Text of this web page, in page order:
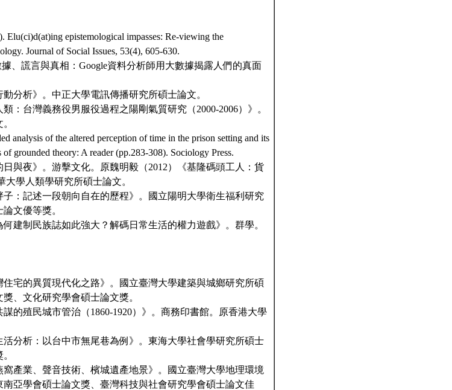
Elu(ci)d(at)ing epistemological impasses: Re-viewing the
Journal of Social Issues, 53(4), 605-630.
據、謊言與真相：Google資料分析師用大數據揭露人們的真面
分析》。中正大學電訊傳播研究所碩士論文。
：台灣義務役男服役過程之陽剛氣質研究（2000-2006）》。
analysis of the altered perception of time in the prison setting and its
grounded theory: A reader (pp.283-308). Sociology Press.
與夜》。游擊文化。原魏明毅（2012）《基隆碼頭工人：貨
學人類學研究所碩士論文。
：記述一段朝向自在的歷程》。國立陽明大學衛生福利研究
文優等獎。
建制民族誌如此強大？解碼日常生活的權力遊戲》。群學。
住宅的異質現代化之路》。國立臺灣大學建築與城鄉研究所碩
、文化研究學會碩士論文獎。
的殖民城市管治（1860-1920）》。商務印書館。原香港大學
分析：以台中市無尾巷為例》。東海大學社會學研究所碩士
產業、聲音技術、檳城遺產地景》。國立臺灣大學地理環境
亞學會碩士論文獎、臺灣科技與社會研究學會碩士論文佳